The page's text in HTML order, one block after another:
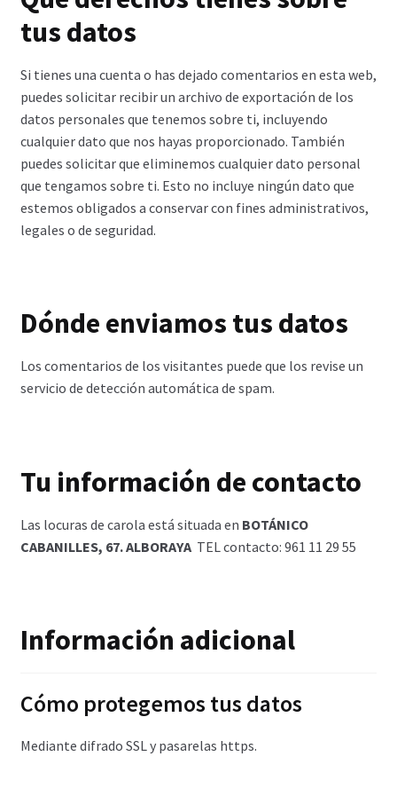
tus datos
Si tienes una cuenta o has dejado comentarios en esta web,
puedes solicitar recibir un archivo de exportación de los
datos personales que tenemos sobre ti, incluyendo
cualquier dato que nos hayas proporcionado. También
puedes solicitar que eliminemos cualquier dato personal
que tengamos sobre ti. Esto no incluye ningún dato que
estemos obligados a conservar con fines administrativos,
legales o de seguridad.
Dónde enviamos tus datos
Los comentarios de los visitantes puede que los revise un
servicio de detección automática de spam.
Tu información de contacto
Las locuras de carola está situada en BOTÁNICO
CABANILLES, 67. ALBORAYA TEL contacto: 961 11 29 55
Información adicional
Cómo protegemos tus datos
Mediante difrado SSL y pasarelas https.